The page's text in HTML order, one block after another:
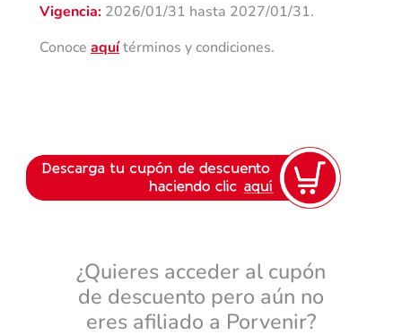
Vigencia: 2026/01/31 hasta 2027/01/31.
Conoce aquítérminos y condiciones.
¿Quieres acceder al cupón
de descuento pero aún no
eres afiliado a Porvenir?